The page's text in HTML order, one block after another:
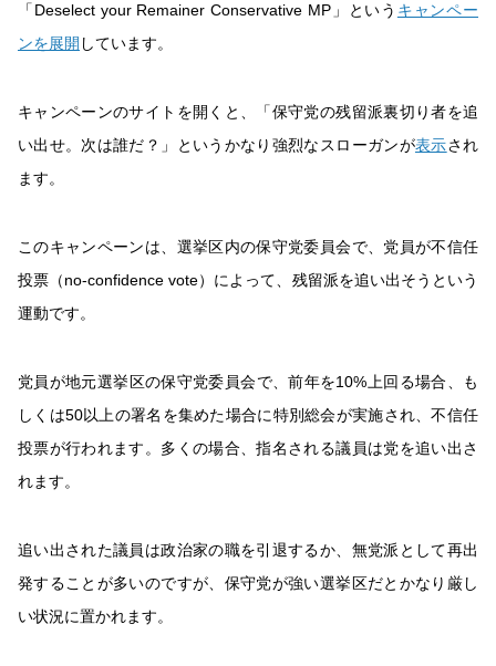
「Deselect your Remainer Conservative MP」という キャンペー
ンを展開 しています。
キャンペーンのサイトを開くと、「保守党の残留派裏切り者を追
い出せ。次は誰だ？」というかなり強烈なスローガンが表示され
ます。
このキャンペーンは、選挙区内の保守党委員会で、党員が不信任
投票（no-confidence vote）によって、残留派を追い出そうという
運動です。
党員が地元選挙区の保守党委員会で、前年を10%上回る場合、も
しくは50以上の署名を集めた場合に特別総会が実施され、不信任
投票が行われます。多くの場合、指名される議員は党を追い出さ
れます。
追い出された議員は政治家の職を引退するか、無党派として再出
発することが多いのですが、保守党が強い選挙区だとかなり厳し
い状況に置かれます。